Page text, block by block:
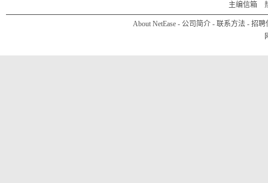
主编信箱
About NetEase - 公司简介 - 联系方法 - 招聘